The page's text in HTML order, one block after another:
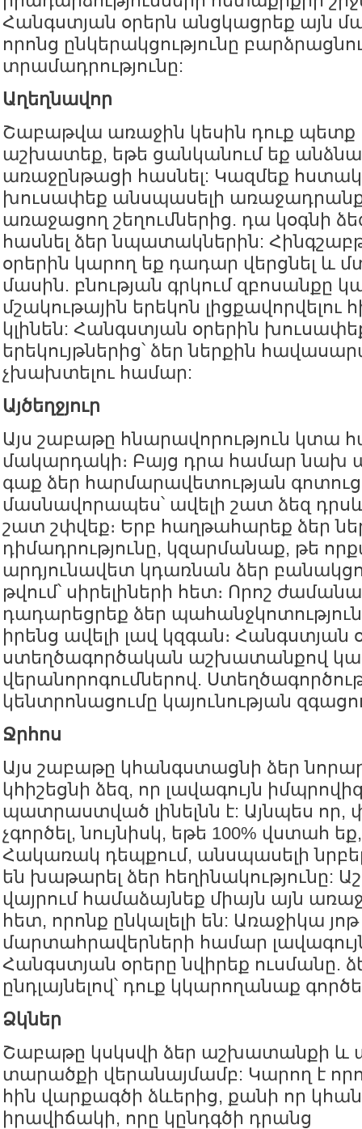
Հանգստյան օրերն անցկացրեք այն
որոնց ընկերակցությունը
տրամադրությունը:
Աղեղնավոր
Շաբաթվա առաջին կեսին դուք պետք
աշխատեք, եթե ցանկանում եք
առաջընթացի հասնել: Կազմեք
խուսափեք անսպասելի
առաջացող շեղումներից. դա կօգնի
հասնել ձեր նպատակներին:
օրերին կարող եք դադար վերցնել և
մասին. բնության գրկում զբոսանքը
մշակութային երեկոն լիցքավորվելու
կլինեն: Հանգստյան օրերին
երեկույթներից՝ ձեր ներքին
չխախտելու համար:
Այծեղջյուր
Այս շաբաթը հնարավորություն կտա
մակարդակի։ Բայց դրա համար նախ
գաք ձեր հարմարավետության
մասնավորապես՝ ավելի շատ ձեզ
շատ շփվեք։ Երբ հաղթահարեք ձեր
դիմադրությունը, կզարմանաք, թե
արդյունավետ կդառնան ձեր
թվում՝ սիրելիների հետ։ Որոշ
դադարեցրեք ձեր
իրենց ավելի լավ կզգան։ Հանգստյան
ստեղծագործական աշխատանքով
վերանորոգումներով.
կենտրոնացումը կայունության
Ջրհոս
Այս շաբաթը կհանգստացնի ձեր
կհիշեցնի ձեզ, որ լավագույն
պատրաստված լինելնն է: Այնպես որ,
չգործել, նույնիսկ, եթե 100% վստահ
Հակառակ դեպքում, անսպասելի
են խաթարել ձեր հեղինակությունը:
վայրում համաձայնեք միայն այն
հետ, որոնք ընկալելի են: Առաջիկա
մարտահրավերների համար
Հանգստյան օրերը նվիրեք ուսմանը.
ընդլայնելով՝ դուք կկարողանաք
Ձկներ
Շաբաթը կսկսվի ձեր աշխատանքի և
տարածքի վերանայմամբ: Կարող է
հին վարքագծի ձևերից, քանի որ
իրավիճակի, որը կընդգծի դրանց